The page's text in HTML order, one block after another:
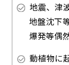
地震、津
地盤沈下
爆発等偶
動植物に